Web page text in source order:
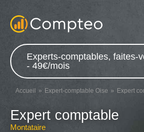
Experts-comptables, faites-
- 49€/mois
Accueil Expert-comptable Oise Expert
Expert comptable
Montataire